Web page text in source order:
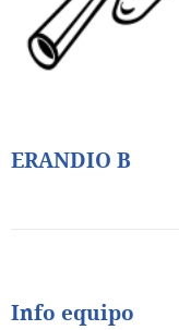
ERANDIO B
Info equipo